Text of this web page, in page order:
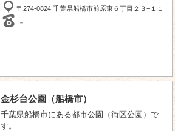
〒274-0824 千葉県船橋市前原東６丁目２３−１１
－
金杉台公園（船橋市）
千葉県船橋市にある都市公園（街区公園）で
す。